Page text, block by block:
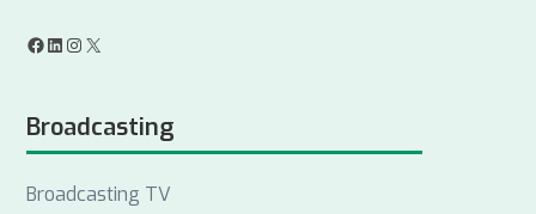
F
c
e
b
L
n
k
e
s
t
a
X
Broadcasting
Broadcasting TV